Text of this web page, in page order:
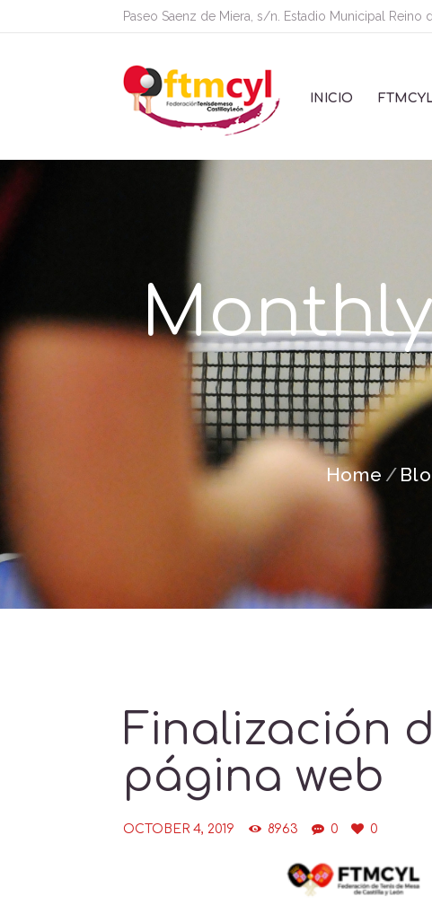
Paseo Saenz de Miera, s/n. Estadio Municipal Reino
INICIO
Home
Finalización
página web
OCTOBER 4, 2019 8963 0 0